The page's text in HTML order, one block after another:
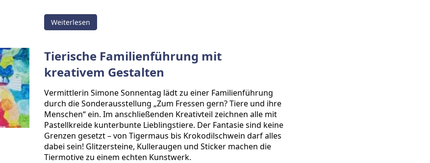
Weiterlesen
Tierische Familienführung mit
kreativem Gestalten
Vermittlerin Simone Sonnentag lädt zu einer Familienführung
durch die Sonderausstellung „Zum Fressen gern? Tiere und ihre
Menschen“ ein. Im anschließenden Kreativteil zeichnen alle mit
Pastellkreide kunterbunte Lieblingstiere. Der Fantasie sind keine
Grenzen gesetzt – von Tigermaus bis Krokodilschwein darf alles
dabei sein! Glitzersteine, Kulleraugen und Sticker machen die
Tiermotive zu einem echten Kunstwerk.